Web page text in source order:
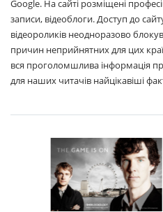
Google. На сайті розміщені
записи, відеоблоги. Доступ до
відеороликів неодноразово
причин неприйнятних для цих
вся проголомшлива інформація
для наших читачів найцікавіші